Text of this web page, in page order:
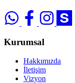
Kurumsal
Hakkımızda
İletişim
Vizyon